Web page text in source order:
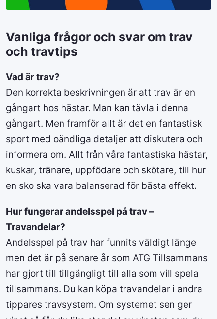
Vanliga frågor och svar om trav
och travtips
Vad är trav?
Den korrekta beskrivningen är att trav är en
gångart hos hästar. Man kan tävla i denna
gångart. Men framför allt är det en fantastisk
sport med oändliga detaljer att diskutera och
informera om. Allt från våra fantastiska hästar,
kuskar, tränare, uppfödare och skötare, till hur
en sko ska vara balanserad för bästa effekt.
Hur fungerar andelsspel på trav –
Travandelar?
Andelsspel på trav har funnits väldigt länge
men det är på senare år som ATG Tillsammans
har gjort till tillgängligt till alla som vill spela
tillsammans. Du kan köpa travandelar i andra
tippares travsystem. Om systemet sen ger